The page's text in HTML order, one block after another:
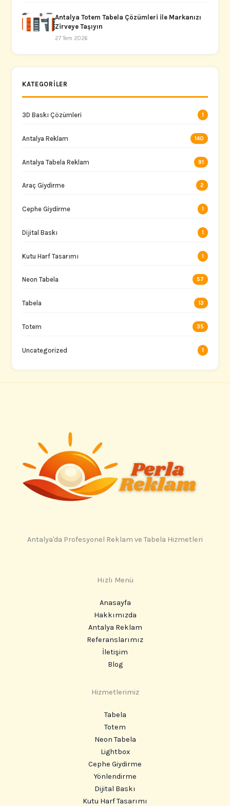
Antalya Totem Tabela Çözümleri ile Markanızı
Zirveye Taşıyın
27 Tem 2026
KATEGORILER
3D Baskı Çözümleri 1
Antalya Reklam 140
Antalya Tabela Reklam 91
Araç Giydirme 2
Cephe Giydirme 1
Dijital Baskı 1
Kutu Harf Tasarımı 1
Neon Tabela 57
Tabela 13
Totem 35
Uncategorized 1
Antalya'da Profesyonel Reklam ve Tabela Hizmetleri
Hızlı Menü
Anasayfa
Hakkımızda
Antalya Reklam
Referanslarımız
İletişim
Blog
Hizmetlerimiz
Tabela
Totem
Neon Tabela
Lightbox
Cephe Giydirme
Yönlendirme
Dijital Baskı
Kutu Harf Tasarımı